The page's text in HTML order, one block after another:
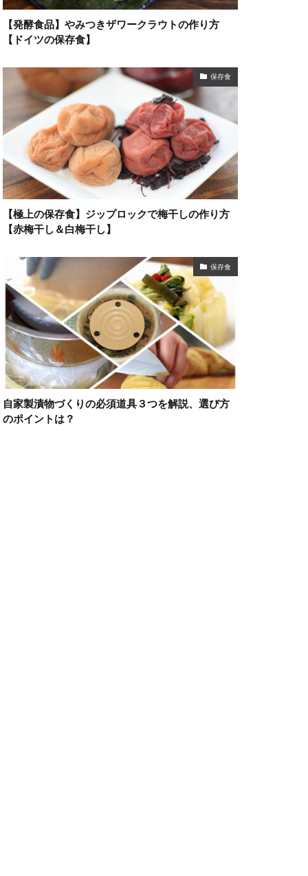
【発酵食品】やみつきザワークラウトの作り方
【ドイツの保存食】
保存食
【極上の保存食】ジップロックで梅干しの作り方
【赤梅干し＆白梅干し】
保存食
自家製漬物づくりの必須道具３つを解説、選び方
のポイントは？